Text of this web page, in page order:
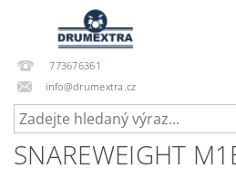
773676361
info@drumextra.cz
SNAREWEIGHT